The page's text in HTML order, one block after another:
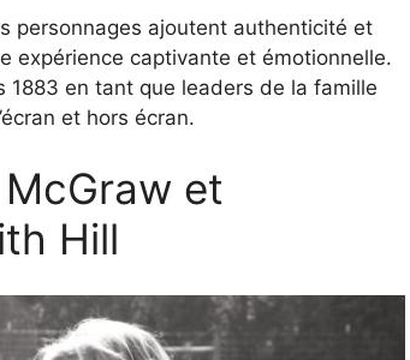
personnages ajoutent authenticité et
expérience captivante et émotionnelle.
en tant que leaders de la famille
et hors écran.
et
Hill